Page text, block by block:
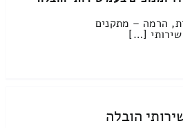
הרמה – מתקנים
[…]
הובלה